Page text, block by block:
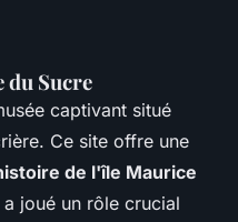
du Sucre
captivant situé
Ce site offre une
de l'île Maurice
joué un rôle crucial